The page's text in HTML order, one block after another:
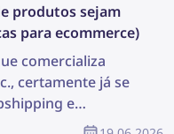
produtos sejam
para ecommerce)
comercializa
certamente já se
e
suas fotos de